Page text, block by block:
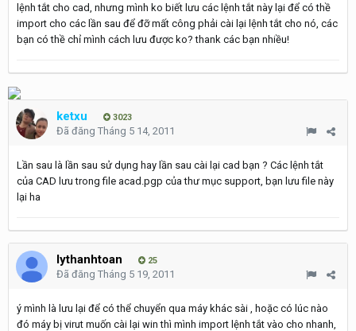
lệnh tắt cho cad, nhưng mình ko biết lưu các lệnh tắt này lại để có thề
import cho các lần sau để đỡ mất công phải cài lại lệnh tắt cho nó, các
bạn có thề chỉ mình cách lưu được ko? thank các bạn nhiều!
ketxu 3023
Đã đăng Tháng 5 14, 2011
Lần sau là lần sau sử dụng hay lần sau cài lại cad bạn ? Các lệnh tắt
của CAD lưu trong file acad.pgp của thư mục support, bạn lưu file này
lại ha
lythanhtoan 25
Đã đăng Tháng 5 19, 2011
ý mình là lưu lại để có thể chuyển qua máy khác sài , hoặc có lúc nào
đó máy bị virut muốn cài lại win thì mình import lệnh tắt vào cho nhanh,